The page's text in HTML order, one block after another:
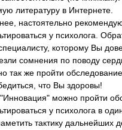
литературу в Интернете.
настоятельно
у психолога.
которому Вы
сомнения по поводу
так же пройти
что Вы здоровы!
можно пройти
у психолога в
тактику дальнейших